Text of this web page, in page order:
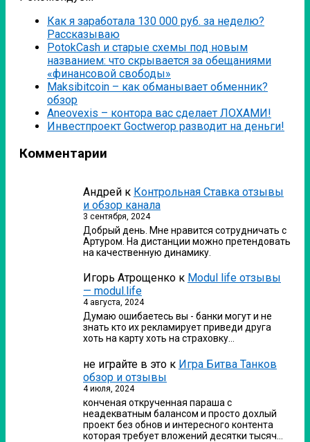
Как я заработала 130 000 руб. за неделю?
Рассказываю
PotokCash и старые схемы под новым
названием: что скрывается за обещаниями
«финансовой свободы»
Мaksibitcoin – как обманывает обменник?
обзор
Аneovexis – контора вас сделает ЛОХАМИ!
Инвестпроект Goctwerop разводит на деньги!
Комментарии
Андрей к Контрольная Ставка отзывы
и обзор канала
3 сентября, 2024
Добрый день. Мне нравится сотрудничать с
Артуром. На дистанции можно претендовать
на качественную динамику.
Игорь Атрощенко к Modul life отзывы
— modul.life
4 августа, 2024
Думаю ошибаетесь вы - банки могут и не
знать кто их рекламирует приведи друга
хоть на карту хоть на страховку…
не играйте в это к Игра Битва Танков
обзор и отзывы
4 июля, 2024
конченая открученная параша с
неадекватным балансом и просто дохлый
проект без обнов и интересного контента
которая требует вложений десятки тысяч…